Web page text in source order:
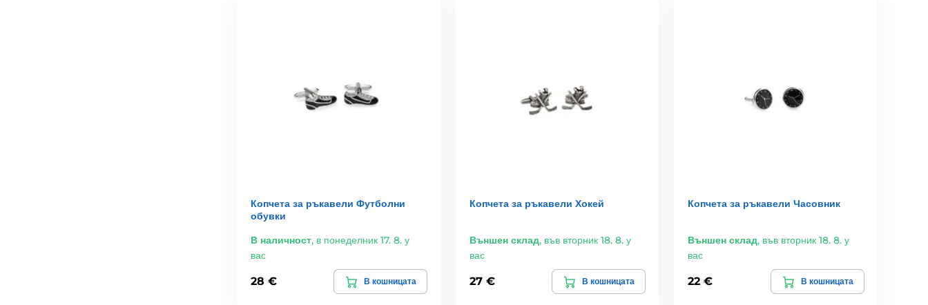
Копчета за ръкавели Футболни
обувки
В наличност, в понеделник 17. 8. у
вас
28 € В кошницата
Копчета за ръкавели Хокей
Външен склад, във вторник 18. 8. у
вас
27 € В кошницата
Копчета за ръкавели Часовник
Външен склад, във вторник 18. 8. у
вас
22 € В кошницата